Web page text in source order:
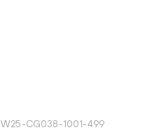
W25-CG038-1001-499